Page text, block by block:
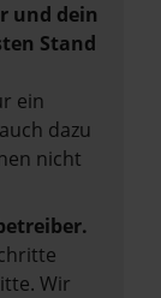
und dein
Stand
ein
dazu
nicht
Wir